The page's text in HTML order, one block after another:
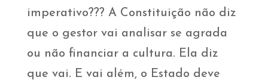
imperativo??? A Constituição não diz
que o gestor vai analisar se agrada
ou não financiar a cultura. Ela diz
que vai. E vai além, o Estado deve